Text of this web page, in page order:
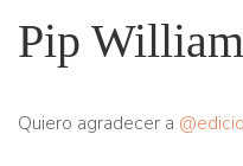
Pip
Quiero agradecer a